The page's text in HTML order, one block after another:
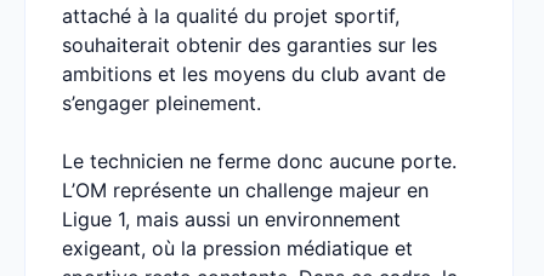
attaché à la qualité du projet sportif,
souhaiterait obtenir des garanties sur les
ambitions et les moyens du club avant de
s’engager pleinement.
Le technicien ne ferme donc aucune porte.
L’OM représente un challenge majeur en
Ligue 1, mais aussi un environnement
exigeant, où la pression médiatique et